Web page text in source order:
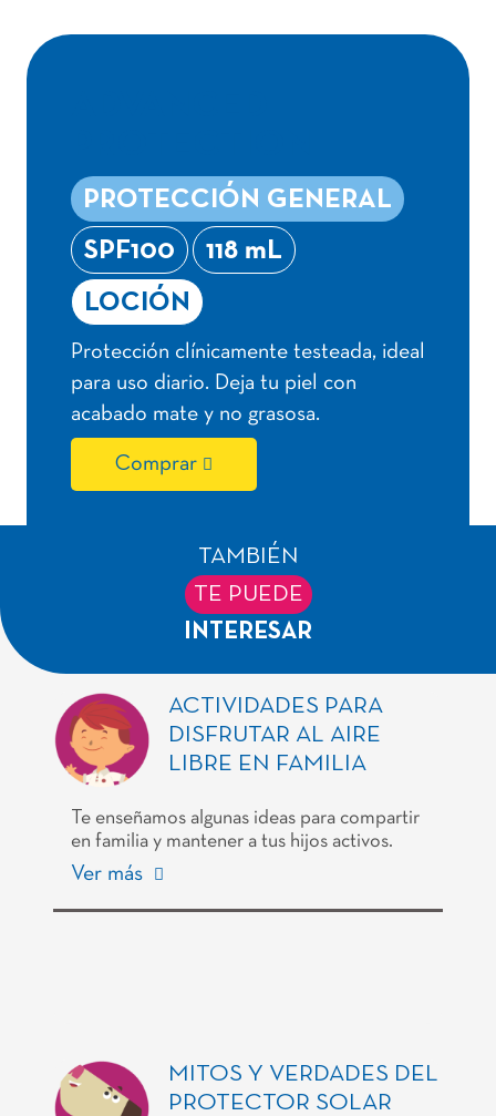
PROTECCIÓN GENERAL
SPF100
118 mL
LOCIÓN
Protección clínicamente testeada, ideal
para uso diario. Deja tu piel con
acabado mate y no grasosa.
Comprar
TAMBIÉN
TE PUEDE
INTERESAR
ACTIVIDADES PARA
DISFRUTAR AL AIRE
LIBRE EN FAMILIA
Te enseñamos algunas ideas para compartir
en familia y mantener a tus hijos activos.
Ver más
MITOS Y VERDADES DEL
PROTECTOR SOLAR